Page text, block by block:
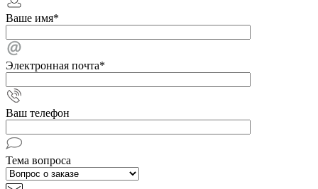
Ваше имя*
Электронная почта*
Ваш телефон
Тема вопроса